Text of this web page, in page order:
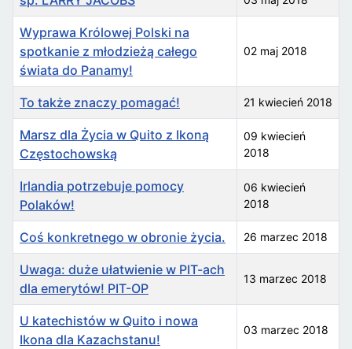
Wyprawa Królowej Polski na
spotkanie z młodzieżą całego
świata do Panamy!
02 maj 2018
To także znaczy pomagać! 21 kwiecień 2018
Marsz dla Życia w Quito z Ikoną
Częstochowską
09 kwiecień
2018
Irlandia potrzebuje pomocy
Polaków!
06 kwiecień
2018
Coś konkretnego w obronie życia. 26 marzec 2018
Uwaga: duże ułatwienie w PIT-ach
dla emerytów! PIT-OP
13 marzec 2018
U katechistów w Quito i nowa
Ikona dla Kazachstanu!
03 marzec 2018